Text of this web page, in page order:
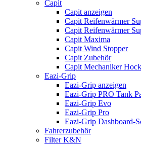
Capit
Capit anzeigen
Capit Reifenwärmer
Capit Reifenwärmer
Capit Maxima
Capit Wind Stopper
Capit Zubehör
Capit Mechaniker
Eazi-Grip
Eazi-Grip anzeigen
Eazi-Grip PRO Tank
Eazi-Grip Evo
Eazi-Grip Pro
Eazi-Grip Dashboard-
Fahrerzubehör
Filter K&N